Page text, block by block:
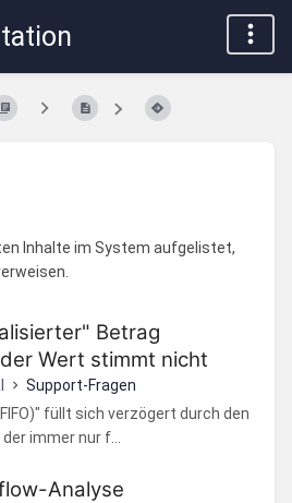
Inhalte im System aufgelistet,
Betrag
Wert stimmt nicht
Support-Fragen
füllt sich verzögert durch den
immer nur f...
Analyse